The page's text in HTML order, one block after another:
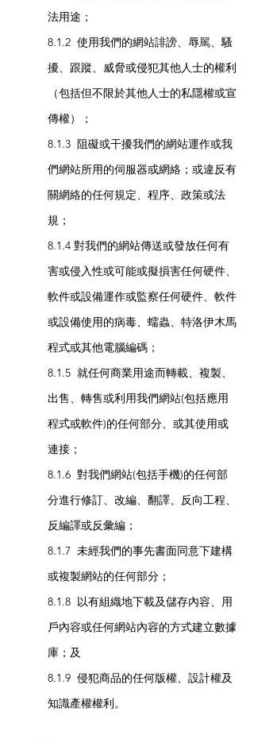
法用途；
8.1.2 使用我們的網站誹謗、辱駡、騷
擾、跟蹤、威脅或侵犯其他人士的權利
（包括但不限於其他人士的私隱權或宣
傳權）；
8.1.3 阻礙或干擾我們的網站運作或我
們網站所用的伺服器或網絡；或違反有
關網絡的任何規定、程序、政策或法
規；
8.1.4 對我們的網站傳送或發放任何有
害或侵入性或可能或擬損害任何硬件、
軟件或設備運作或監察任何硬件、軟件
或設備使用的病毒、蠕蟲、特洛伊木馬
程式或其他電腦編碼；
8.1.5 就任何商業用途而轉載、複製、
出售、轉售或利用我們網站(包括應用
程式或軟件)的任何部分、或其使用或
連接；
8.1.6 對我們網站(包括手機)的任何部
分進行修訂、改編、翻譯、反向工程、
反編譯或反彙編；
8.1.7 未經我們的事先書面同意下建構
或複製網站的任何部分；
8.1.8 以有組織地下載及儲存內容、用
戶內容或任何網站內容的方式建立數據
庫；及
8.1.9 侵犯商品的任何版權、設計權及
知識產權權利。